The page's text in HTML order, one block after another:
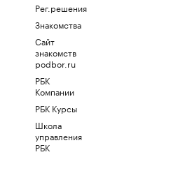
Рег.решения
Знакомства
Сайт
знакомств
podbor.ru
РБК
Компании
РБК Курсы
Школа
управления
РБК